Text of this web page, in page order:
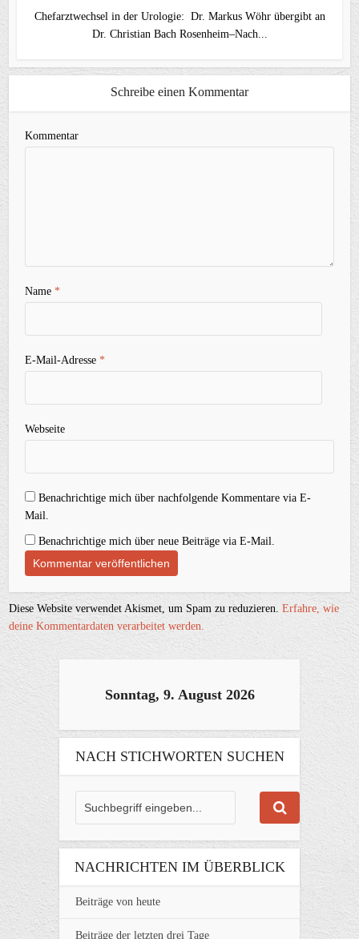
Chefarztwechsel in der Urologie: Dr. Markus Wöhr übergibt an
Dr. Christian Bach Rosenheim–Nach...
Schreibe einen Kommentar
Kommentar
Name*
E-Mail-Adresse*
Webseite
Benachrichtige mich über nachfolgende Kommentare via E-
Mail.
Benachrichtige mich über neue Beiträge via E-Mail.
Diese Website verwendet Akismet, um Spam zu reduzieren.Erfahre, wie
deine Kommentardaten verarbeitet werden.
Sonntag, 9. August 2026
NACH STICHWORTEN SUCHEN
NACHRICHTEN IM ÜBERBLICK
Beiträge von heute
Beiträge der letzten drei Tage